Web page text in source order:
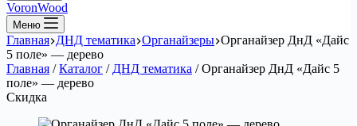
VoronWood
Меню
Главная ДНД тематика Органайзеры Органайзер ДнД «Дайс
5 поле» — дерево
Главная / Каталог / ДНД тематика / Органайзер ДнД «Дайс 5
поле» — дерево
Скидка